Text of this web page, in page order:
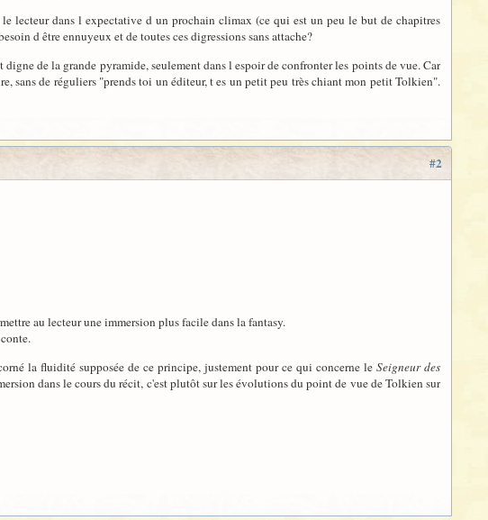
lecteur dans l expectative d un prochain climax (ce qui est un peu le but de chapitres
d être ennuyeux et de toutes ces digressions sans attache?
de la grande pyramide, seulement dans l espoir de confronter les points de vue. Car
sans de réguliers "prends toi un éditeur, t es un petit peu très chiant mon petit Tolkien".
#2
au lecteur une immersion plus facile dans la fantasy.
la fluidité supposée de ce principe, justement pour ce qui concerne le Seigneur des
dans le cours du récit, c'est plutôt sur les évolutions du point de vue de Tolkien sur